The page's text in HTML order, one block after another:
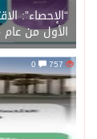
الأول من عام 2026
757
0